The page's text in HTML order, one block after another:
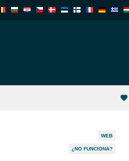
WEB
¿NO FUNCIONA?